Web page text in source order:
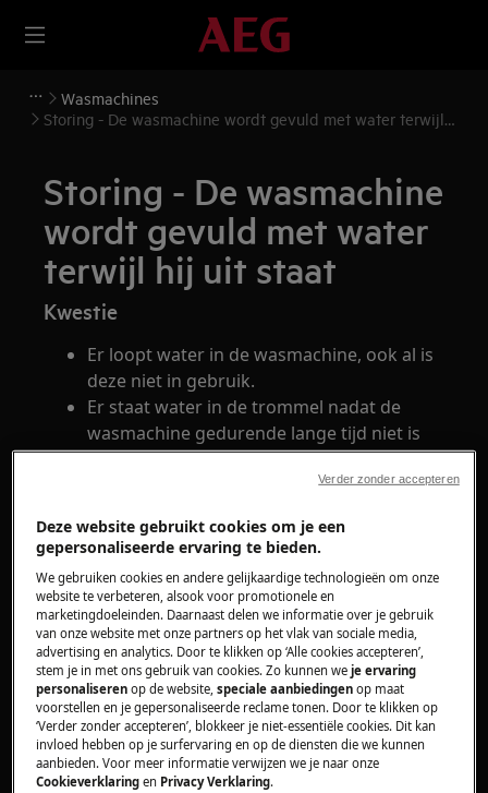
Wasmachines
Storing - De wasmachine wordt gevuld met water terwijl
Storing - De wasmachine
wordt gevuld met water
terwijl hij uit staat
Kwestie
Er loopt water in de wasmachine, ook al is
deze niet in gebruik.
Er staat water in de trommel nadat de
wasmachine gedurende lange tijd niet is
gebruikt.
Heeft betrekking op
Wasmachine
Was-droogcombinatie
Oplossing
Controleer of het water in de wasmachine
helder of vuil is.
Het water in het apparaat ishelder:
Mogelijk is de waterklep vervuild waardoor
Deze website gebruikt cookies om je een
gepersonaliseerde ervaring te bieden.
We gebruiken cookies en andere gelijkaardige technologieën om onze
website te verbeteren, alsook voor promotionele en
marketingdoeleinden. Daarnaast delen we informatie over je gebruik
van onze website met onze partners op het vlak van sociale media,
advertising en analytics. Door te klikken op ‘Alle cookies accepteren’,
stem je in met ons gebruik van cookies. Zo kunnen weje ervaring
personaliseren op de website,speciale aanbiedingen op maat
voorstellen en je gepersonaliseerde reclame tonen. Door te klikken op
‘Verder zonder accepteren’, blokkeer je niet-essentiële cookies. Dit kan
invloed hebben op je surfervaring en op de diensten die we kunnen
aanbieden. Voor meer informatie verwijzen we je naar onze
Cookieverklaring en Privacy Verklaring.
Verder zonder accepteren